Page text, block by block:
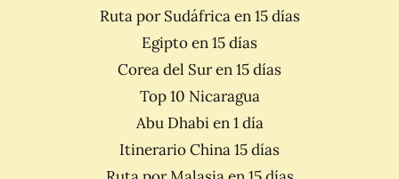
Ruta por Sudáfrica en 15 días
Egipto en 15 días
Corea del Sur en 15 días
Top 10 Nicaragua
Abu Dhabi en 1 día
Itinerario China 15 días